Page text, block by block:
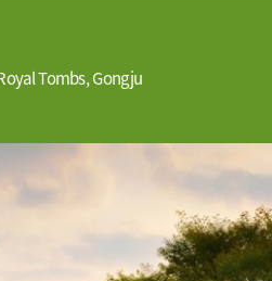
Tombs, Gongju